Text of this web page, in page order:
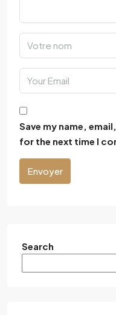
Save my name,
for the next time I
Envoyer
Search